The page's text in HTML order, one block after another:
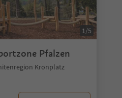
1/5
Pfalzen
Kronplatz